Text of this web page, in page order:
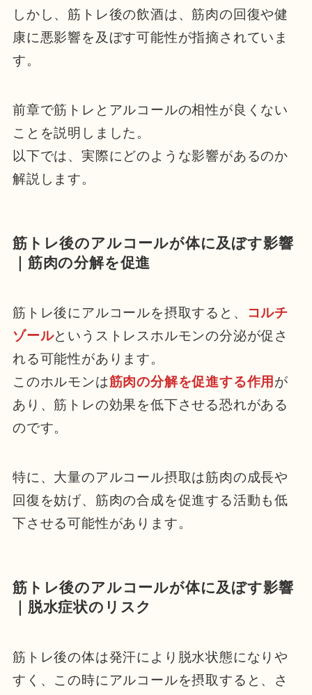
しかし、筋トレ後の飲酒は、筋肉の回復や健
康に悪影響を及ぼす可能性が指摘されていま
す。
前章で筋トレとアルコールの相性が良くない
ことを説明しました。
以下では、実際にどのような影響があるのか
解説します。
筋トレ後のアルコールが体に及ぼす影響
｜筋肉の分解を促進
筋トレ後にアルコールを摂取すると、
コルチ
ゾールというストレスホルモンの分泌が促さ
れる可能性があります。
このホルモンは筋肉の分解を促進する作用 が
あり、筋トレの効果を低下させる恐れがある
のです。
特に、大量のアルコール摂取は筋肉の成長や
回復を妨げ、筋肉の合成を促進する活動も低
下させる可能性があります。
筋トレ後のアルコールが体に及ぼす影響
｜脱水症状のリスク
筋トレ後の体は発汗により脱水状態になりや
すく、この時にアルコールを摂取すると、さ